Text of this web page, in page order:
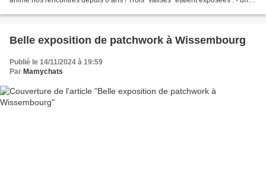
Belle exposition de patchwork à Wissembourg
Publié le 14/11/2024 à 19:59
Par Mamychats